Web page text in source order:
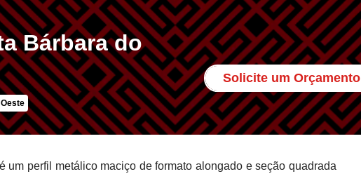
Bárbara do
Solicite um Orçamento
é um perfil metálico maciço de formato alongado e seção quadrada